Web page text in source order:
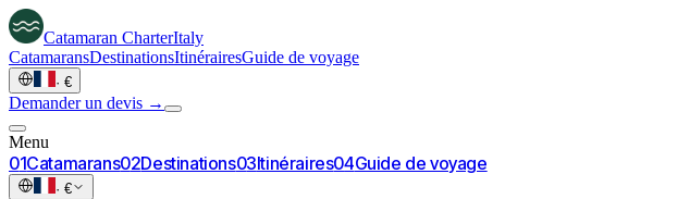
Catamaran CharterItaly
CatamaransDestinationsItinérairesGuide de voyage
· €
Demander un devis →
Menu
01Catamarans02Destinations03Itinéraires04Guide de voyage
· €